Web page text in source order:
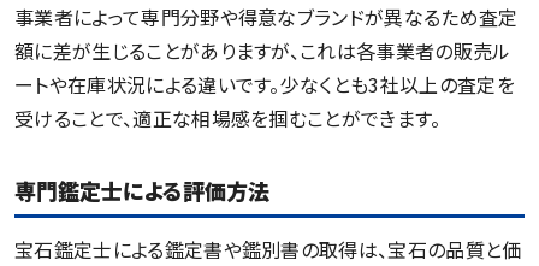
事業者によって専門分野や得意なブランドが異なるため査定
額に差が生じることがありますが、これは各事業者の販売ル
ートや在庫状況による違いです。少なくとも3社以上の査定を
受けることで、適正な相場感を掴むことができます。
専門鑑定士による評価方法
宝石鑑定士による鑑定書や鑑別書の取得は、宝石の品質と価